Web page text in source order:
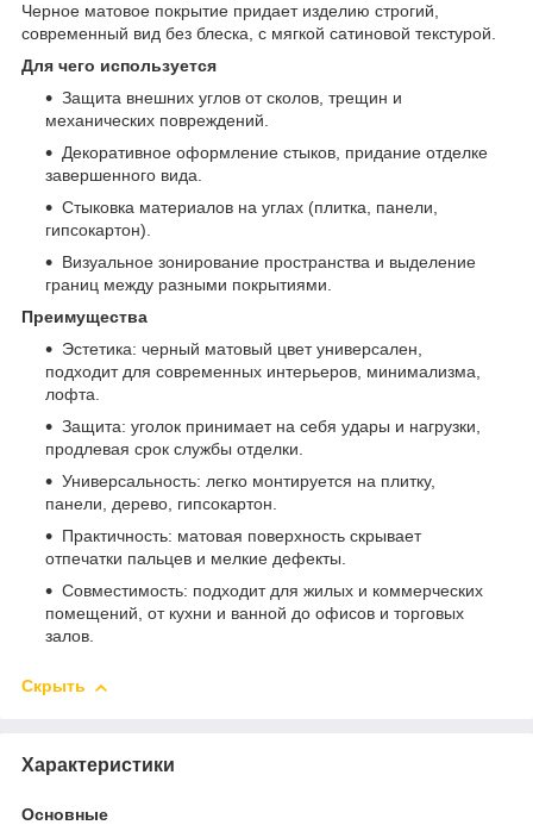
Черное матовое покрытие придает изделию строгий,
современный вид без блеска, с мягкой сатиновой текстурой.
Для чего используется
Защита внешних углов от сколов, трещин и
механических повреждений.
Декоративное оформление стыков, придание отделке
завершенного вида.
Стыковка материалов на углах (плитка, панели,
гипсокартон).
Визуальное зонирование пространства и выделение
границ между разными покрытиями.
Преимущества
Эстетика: черный матовый цвет универсален,
подходит для современных интерьеров, минимализма,
лофта.
Защита: уголок принимает на себя удары и нагрузки,
продлевая срок службы отделки.
Универсальность: легко монтируется на плитку,
панели, дерево, гипсокартон.
Практичность: матовая поверхность скрывает
отпечатки пальцев и мелкие дефекты.
Совместимость: подходит для жилых и коммерческих
помещений, от кухни и ванной до офисов и торговых
залов.
Скрыть
Характеристики
Основные